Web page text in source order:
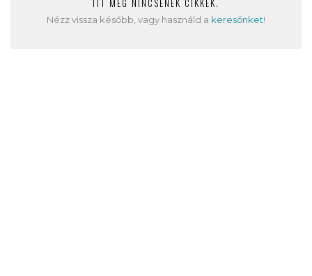
ITT MÉG NINCSENEK CIKKEK.
Nézz vissza később, vagy használd a keresőnket!